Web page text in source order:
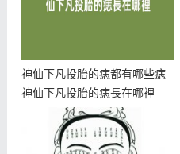
神仙下凡投胎的痣都有哪些痣
神仙下凡投胎的痣長在哪裡